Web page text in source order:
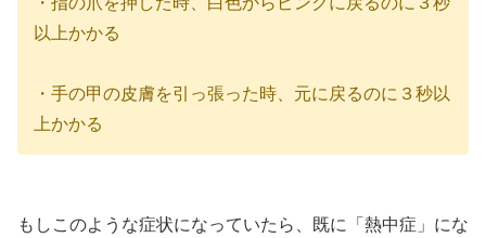
以上かかる
・手の甲の皮膚を引っ張った時、元に戻るのに３秒以
上かかる
もしこのような症状になっていたら、既に「熱中症」にな